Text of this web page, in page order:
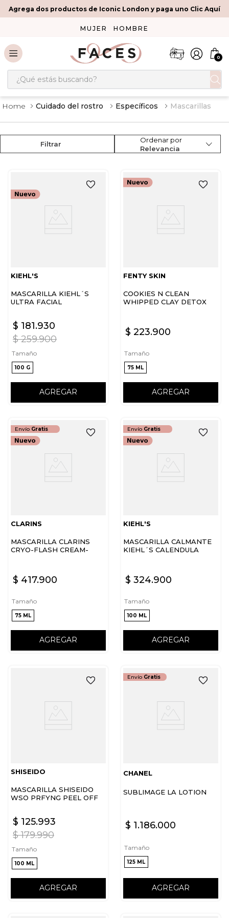
Agrega dos productos de Iconic London y paga uno Clic Aquí
MUJER HOMBRE
0
¿Qué estás buscando?
Cuidado del rostro Específicos Mascarillas
Filtrar
Ordenar por
Relevancia
KIEHL'S
MASCARILLA KIEHL´S
ULTRA FACIAL
$ 259.900
$ 181.930
Tamaño
100 G
AGREGAR
FENTY SKIN
COOKIES N CLEAN
WHIPPED CLAY DETOX
$ 223.900
Tamaño
75 ML
AGREGAR
Envío Gratis
CLARINS
MASCARILLA CLARINS
CRYO-FLASH CREAM-
$ 417.900
Tamaño
75 ML
AGREGAR
Envío Gratis
KIEHL'S
MASCARILLA CALMANTE
KIEHL´S CALENDULA
$ 324.900
Tamaño
100 ML
AGREGAR
SHISEIDO
MASCARILLA SHISEIDO
WSO PRFYNG PEEL OFF
$ 179.990
$ 125.993
Tamaño
100 ML
AGREGAR
Envío Gratis
CHANEL
SUBLIMAGE LA LOTION
$ 1.186.000
Tamaño
125 ML
AGREGAR